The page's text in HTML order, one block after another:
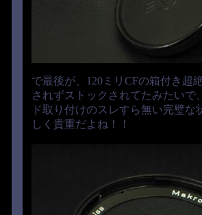
で最後が、120ミリCFの箱付き超
されずストックされてたみたい
ド取り付けのスレすら無い完璧
しく貴重だよね！！